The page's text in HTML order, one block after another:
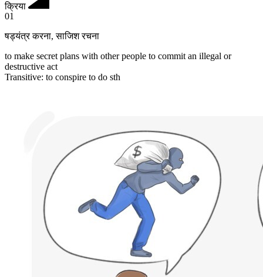
क्रिया
01
षड्यंत्र करना,साजिश रचना
to make secret plans with other people to commit an illegal or
destructive act
Transitive: to conspire to do sth